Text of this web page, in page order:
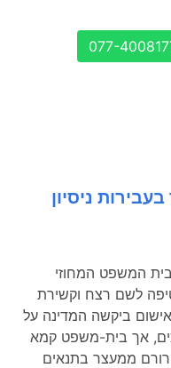
ניסיון
בית המשפט המחוזי
לשם רצח וקשירת
ביקשה המדינה על
אך בית-משפט קמא
ממעצר בתנאים